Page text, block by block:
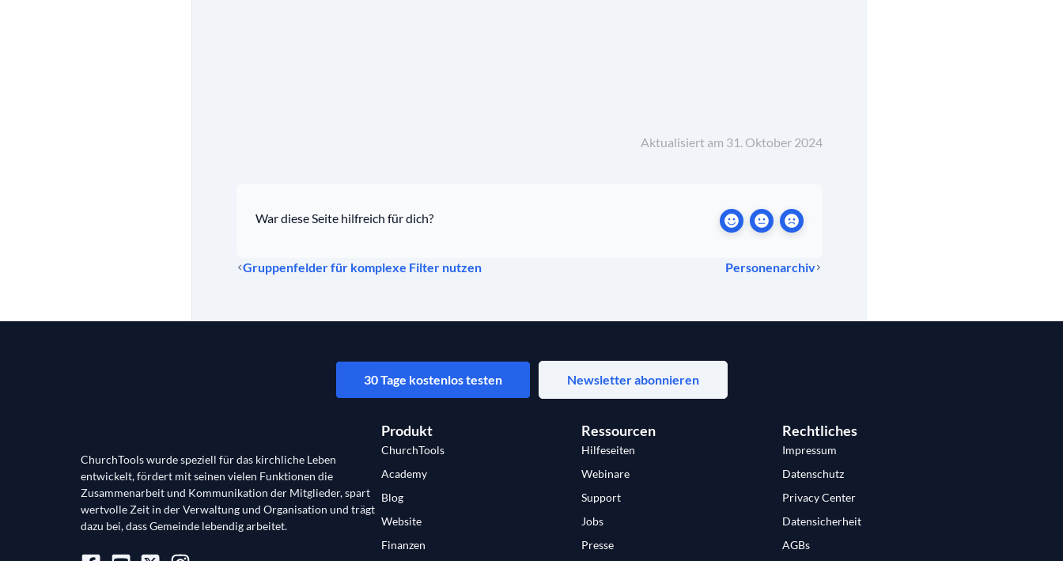
Aktualisiert am 31. Oktober 2024
War diese Seite hilfreich für dich?
Gruppenfelder für komplexe Filter nutzen Personenarchiv
30 Tage kostenlos testen Newsletter abonnieren
ChurchTools wurde speziell für das kirchliche Leben
entwickelt, fördert mit seinen vielen Funktionen die
Zusammenarbeit und Kommunikation der Mitglieder, spart
wertvolle Zeit in der Verwaltung und Organisation und trägt
dazu bei, dass Gemeinde lebendig arbeitet.
Produkt
ChurchTools
Academy
Blog
Website
Finanzen
Ressourcen
Hilfeseiten
Webinare
Support
Jobs
Presse
Rechtliches
Impressum
Datenschutz
Privacy Center
Datensicherheit
AGBs